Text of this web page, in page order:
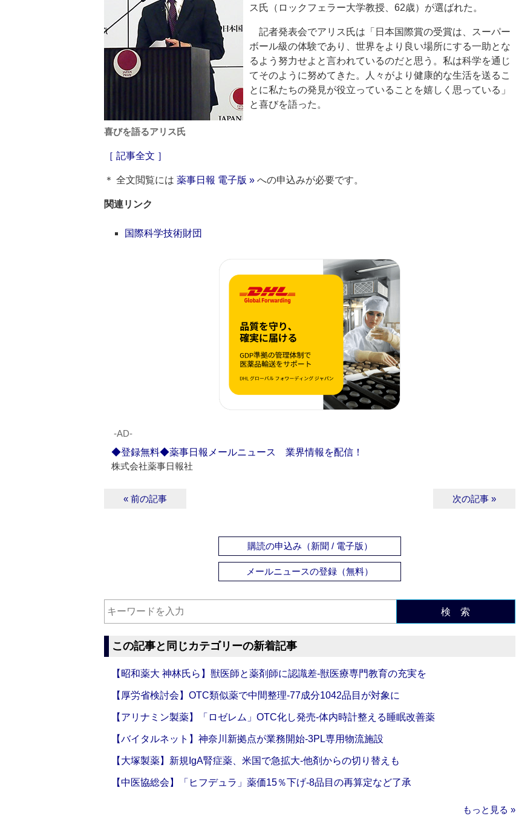
喜びを語るアリス氏
ス氏（ロックフェラー大学教授、62歳）が選ばれた。
記者発表会でアリス氏は「日本国際賞の受賞は、スーパー
ボール級の体験であり、世界をより良い場所にする一助とな
るよう努力せよと言われているのだと思う。私は科学を通じ
てそのように努めてきた。人々がより健康的な生活を送るこ
とに私たちの発見が役立っていることを嬉しく思っている」
と喜びを語った。
［ 記事全文 ］
＊ 全文閲覧には 薬事日報 電子版 » への申込みが必要です。
関連リンク
国際科学技術財団
‐AD‐
◆登録無料◆薬事日報メールニュース 業界情報を配信！
株式会社薬事日報社
« 前の記事 次の記事 »
購読の申込み（新聞 / 電子版）
メールニュースの登録（無料）
検 索
この記事と同じカテゴリーの新着記事
【昭和薬大 神林氏ら】獣医師と薬剤師に認識差‐獣医療専門教育の充実を
【厚労省検討会】OTC類似薬で中間整理‐77成分1042品目が対象に
【アリナミン製薬】「ロゼレム」OTC化し発売‐体内時計整える睡眠改善薬
【バイタルネット】神奈川新拠点が業務開始‐3PL専用物流施設
【大塚製薬】新規IgA腎症薬、米国で急拡大‐他剤からの切り替えも
【中医協総会】「ヒフデュラ」薬価15％下げ‐8品目の再算定など了承
もっと見る »